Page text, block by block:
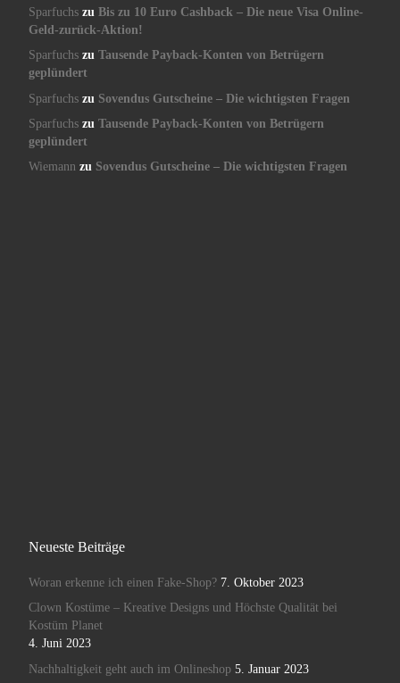
Sparfuchszu Bis zu 10 Euro Cashback – Die neue Visa Online-
Geld-zurück-Aktion!
Sparfuchszu Tausende Payback-Konten von Betrügern
geplündert
Sparfuchszu Sovendus Gutscheine – Die wichtigsten Fragen
Sparfuchszu Tausende Payback-Konten von Betrügern
geplündert
Wiemann zu Sovendus Gutscheine – Die wichtigsten Fragen
Neueste Beiträge
Woran erkenne ich einen Fake-Shop? 7. Oktober 2023
Clown Kostüme – Kreative Designs und Höchste Qualität bei
Kostüm Planet
4. Juni 2023
Nachhaltigkeit geht auch im Onlineshop 5. Januar 2023